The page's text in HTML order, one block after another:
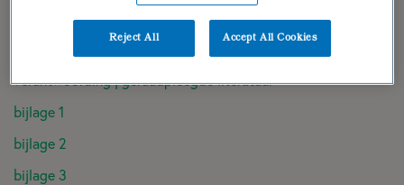
diëtistische gegevens
dieetbehandelplan
verantwoording | geraadpleegde literatuur
bijlage 1
bijlage 2
bijlage 3
Reject All Accept All Cookies